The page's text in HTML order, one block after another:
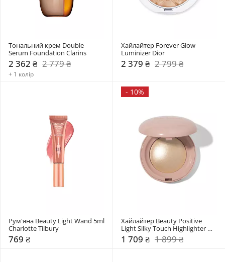
Тональний крем Double
Serum Foundation Clarins
2 362 ₴ 2 779 ₴
+ 1 колір
Хайлайтер Forever Glow
Luminizer Dior
2 379 ₴ 2 799 ₴
Рум'яна Beauty Light Wand 5ml
Charlotte Tilbury
769 ₴
- 10%
Хайлайтер Beauty Positive
Light Silky Touch Highlighter
Rare Beauty
1 709 ₴ 1 899 ₴